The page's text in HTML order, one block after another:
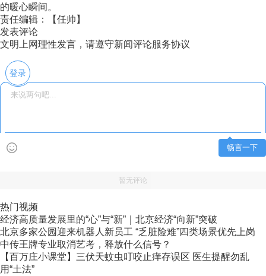
的暖心瞬间。
责任编辑：【任帅】
发表评论
文明上网理性发言，请遵守新闻评论服务协议
登录
畅言一下
暂无评论
热门视频
经济高质量发展里的“心”与“新”｜北京经济“向新”突破
北京多家公园迎来机器人新员工 “乏脏险难”四类场景优先上岗
中传王牌专业取消艺考，释放什么信号？
【百万庄小课堂】三伏天蚊虫叮咬止痒存误区 医生提醒勿乱
用“土法”